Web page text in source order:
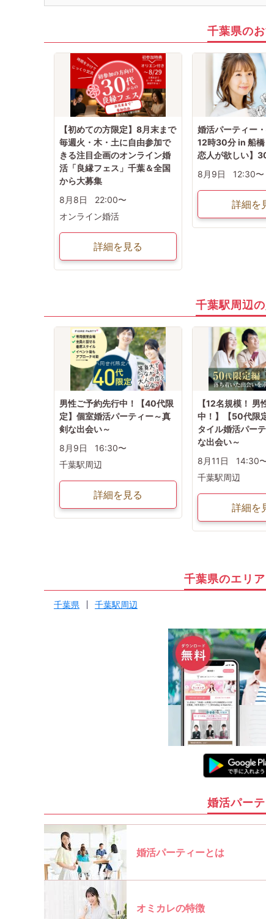
千葉県の
【初めての方限定】8月末まで
毎週火・木・土に自由参加で
きる注目企画のオンライン婚
活「良縁フェス」千葉＆全国
から大募集
8月8日
22:00〜
オンライン婚活
詳細を見る
婚活パーティー
12時30分 in 船
恋人が欲しい】
8月9日
12:30〜
詳細を
千葉駅周辺
男性ご予約先行中！【40代限
定】個室婚活パーティー～真
剣な出会い～
8月9日
16:30〜
千葉駅周辺
詳細を見る
【12名規模！ 男
中！】【50代限
タイル婚活パー
な出会い～
8月11日
14:30
千葉駅周辺
詳細を
千葉県のエリ
千葉県 千葉駅周辺
婚活パー
婚活パーティーとは
オミカレの特徴